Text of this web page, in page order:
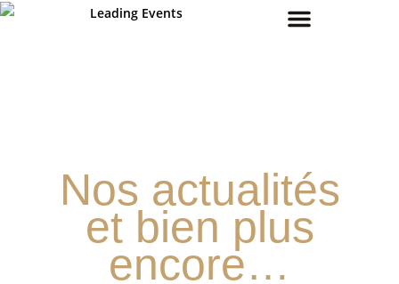
Nos actualités
et bien plus
encore…